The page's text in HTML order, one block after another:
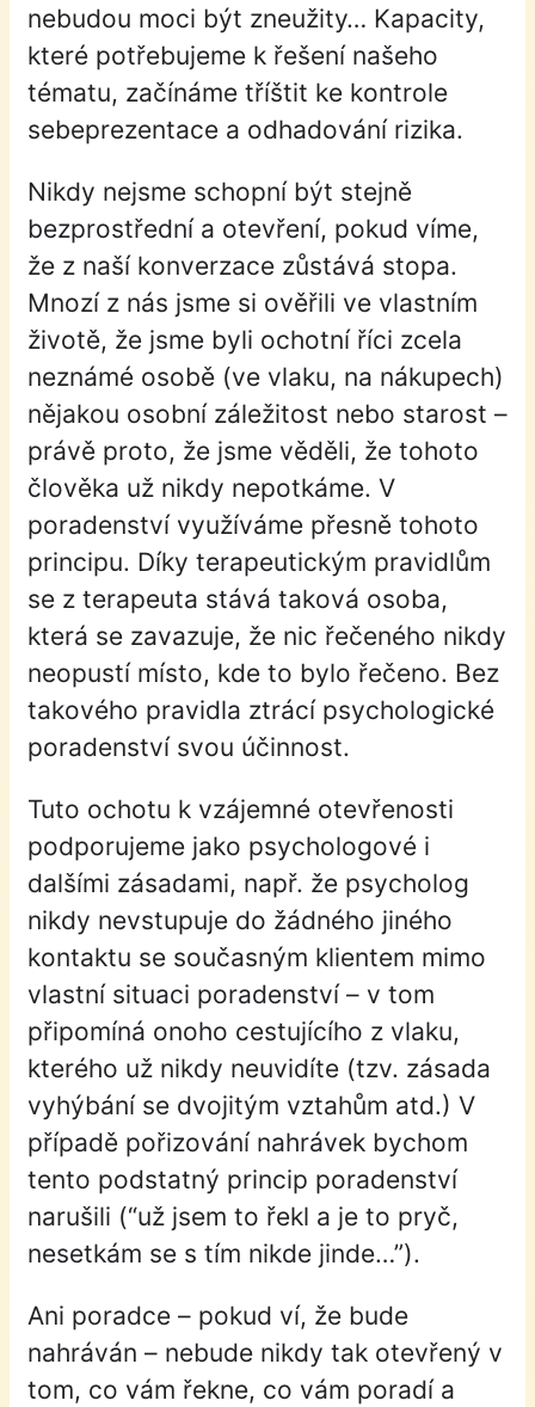
nebudou moci být zneužity… Kapacity,
které potřebujeme k řešení našeho
tématu, začínáme tříštit ke kontrole
sebeprezentace a odhadování rizika.
Nikdy nejsme schopní být stejně
bezprostřední a otevření, pokud víme,
že z naší konverzace zůstává stopa.
Mnozí z nás jsme si ověřili ve vlastním
životě, že jsme byli ochotní říci zcela
neznámé osobě (ve vlaku, na nákupech)
nějakou osobní záležitost nebo starost –
právě proto, že jsme věděli, že tohoto
člověka už nikdy nepotkáme. V
poradenství využíváme přesně tohoto
principu. Díky terapeutickým pravidlům
se z terapeuta stává taková osoba,
která se zavazuje, že nic řečeného nikdy
neopustí místo, kde to bylo řečeno. Bez
takového pravidla ztrácí psychologické
poradenství svou účinnost.
Tuto ochotu k vzájemné otevřenosti
podporujeme jako psychologové i
dalšími zásadami, např. že psycholog
nikdy nevstupuje do žádného jiného
kontaktu se současným klientem mimo
vlastní situaci poradenství – v tom
připomíná onoho cestujícího z vlaku,
kterého už nikdy neuvidíte (tzv. zásada
vyhýbání se dvojitým vztahům atd.) V
případě pořizování nahrávek bychom
tento podstatný princip poradenství
narušili (“už jsem to řekl a je to pryč,
nesetkám se s tím nikde jinde…”).
Ani poradce – pokud ví, že bude
nahráván – nebude nikdy tak otevřený v
tom, co vám řekne, co vám poradí a